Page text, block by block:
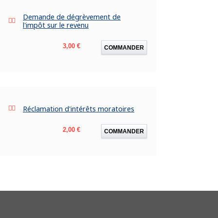
Demande de dégrèvement de
l'impôt sur le revenu
Prix
3,00 € COMMANDER
Réclamation d'intérêts moratoires
Prix
2,00 € COMMANDER